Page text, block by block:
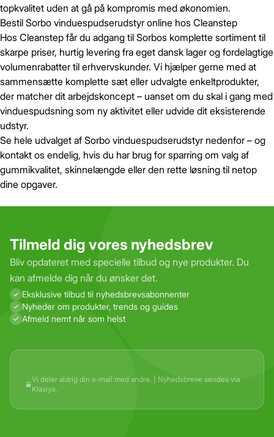
topkvalitet uden at gå på kompromis med økonomien.
Bestil Sorbo vinduespudserudstyr online hos Cleanstep
Hos Cleanstep får du adgang til Sorbos komplette sortiment til
skarpe priser, hurtig levering fra eget dansk lager og fordelagtige
volumenrabatter til erhvervskunder. Vi hjælper gerne med at
sammensætte komplette sæt eller udvalgte enkeltprodukter,
der matcher dit arbejdskoncept – uanset om du skal i gang med
vinduespudsning som ny aktivitet eller udvide dit eksisterende
udstyr.
Se hele udvalget af Sorbo vinduespudserudstyr nedenfor – og
kontakt os endelig, hvis du har brug for sparring om valg af
gummikvalitet, skinnelængde eller den rette løsning til netop
dine opgaver.
Tilmeld dig vores nyhedsbrev
Bliv opdateret med specielle tilbud og nye produkter. Du
kan afmelde dig når du ønsker det.
Eksklusive tilbud til nyhedsbrevs­abonnenter
Nyheder om produkter, trends og guides
Afmeld nemt når som helst
Vi deler aldrig din e-mail med andre. | Nyhedsbreve sendes via
Klaviyo.
Gem Luk vindue